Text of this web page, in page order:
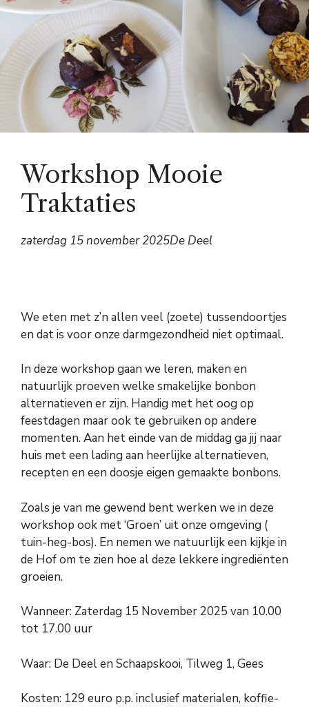
Workshop Mooie
Traktaties
zaterdag 15 november 2025De Deel
We eten met z’n allen veel (zoete) tussendoortjes
en dat is voor onze darmgezondheid niet optimaal.
In deze workshop gaan we leren, maken en
natuurlijk proeven welke smakelijke bonbon
alternatieven er zijn. Handig met het oog op
feestdagen maar ook te gebruiken op andere
momenten. Aan het einde van de middag ga jij naar
huis met een lading aan heerlijke alternatieven,
recepten en een doosje eigen gemaakte bonbons.
Zoals je van me gewend bent werken we in deze
workshop ook met ‘Groen’ uit onze omgeving (
tuin-heg-bos). En nemen we natuurlijk een kijkje in
de Hof om te zien hoe al deze lekkere ingrediënten
groeien.
Wanneer: Zaterdag 15 November 2025 van 10.00
tot 17.00 uur
Waar: De Deel en Schaapskooi, Tilweg 1, Gees
Kosten: 129 euro p.p. inclusief materialen, koffie-